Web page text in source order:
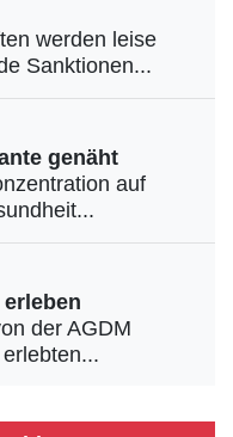
werden leise
Sanktionen...
genäht
auf
der AGDM